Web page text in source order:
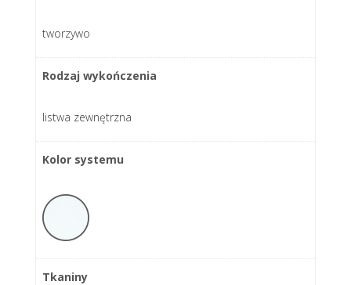
tworzywo
Rodzaj wykończenia
listwa zewnętrzna
Kolor systemu
Tkaniny